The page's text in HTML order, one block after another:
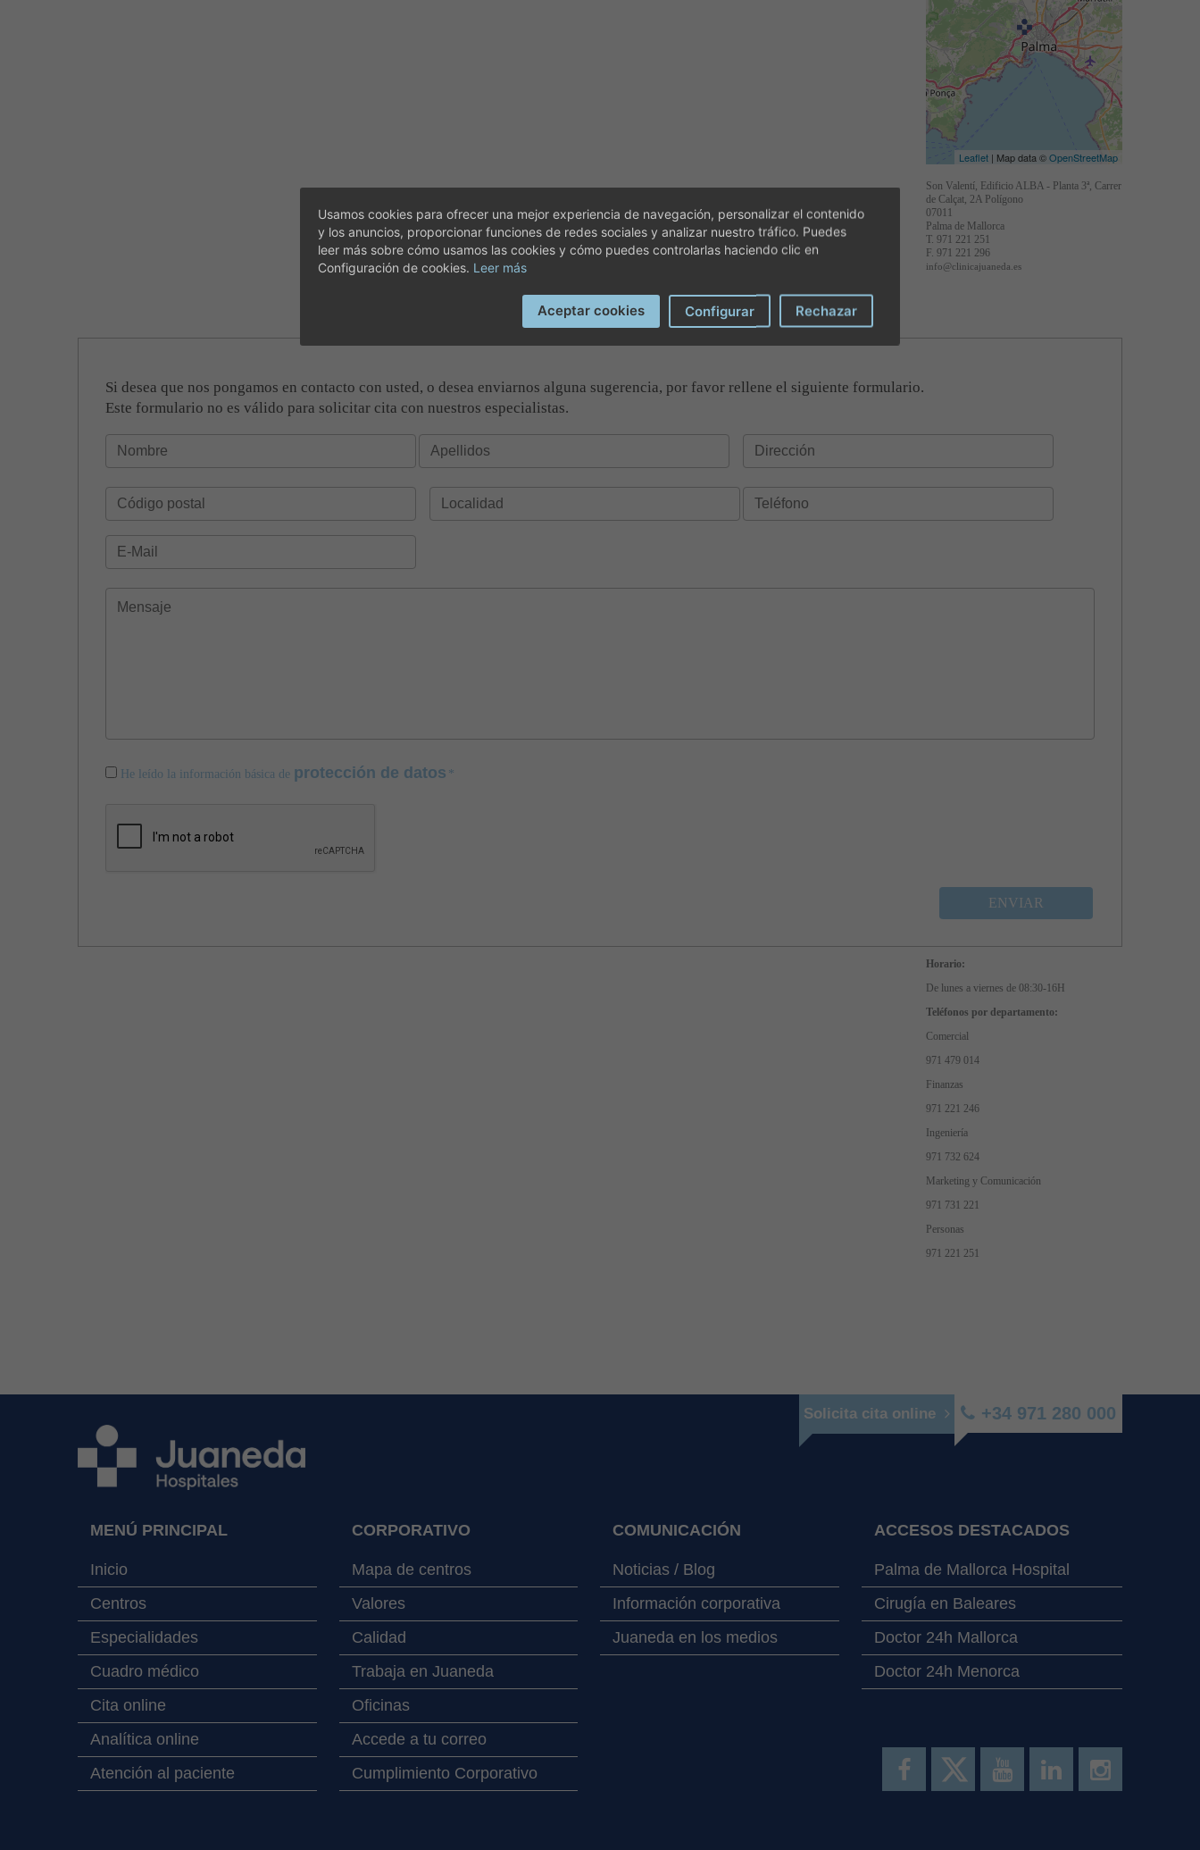
Leaflet | Map data ©OpenStreetMap
Son Valentí, Edificio ALBA - Planta 3ª, Carrer
de Calçat, 2A Polígono
07011
Palma de Mallorca
T. 971 221 251
F. 971 221 296
info@clinicajuaneda.es
Si desea que nos pongamos en contacto con usted, o desea enviarnos alguna sugerencia, por favor rellene el siguiente formulario.
Este formulario no es válido para solicitar cita con nuestros especialistas.
He leído la información básica de protección de datos *
ENVIAR
Horario:
De lunes a viernes de 08:30-16H
Teléfonos por departamento:
Comercial
971 479 014
Finanzas
971 221 246
Ingeniería
971 732 624
Marketing y Comunicación
971 731 221
Personas
971 221 251
Solicita cita online +34 971 280 000
MENÚ PRINCIPAL
Inicio
Centros
Especialidades
Cuadro médico
Cita online
Analítica online
Atención al paciente
CORPORATIVO
Mapa de centros
Valores
Calidad
Trabaja en Juaneda
Oficinas
Accede a tu correo
Cumplimiento Corporativo
COMUNICACIÓN
Noticias / Blog
Información corporativa
Juaneda en los medios
ACCESOS DESTACADOS
Palma de Mallorca Hospital
Cirugía en Baleares
Doctor 24h Mallorca
Doctor 24h Menorca
Usamos cookies para ofrecer una mejor experiencia de navegación, personalizar el contenido
y los anuncios, proporcionar funciones de redes sociales y analizar nuestro tráfico. Puedes
leer más sobre cómo usamos las cookies y cómo puedes controlarlas haciendo clic en
Configuración de cookies. Leer más
Aceptar cookies Configurar Rechazar